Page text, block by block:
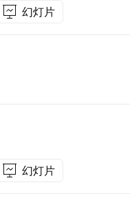
幻灯片
幻灯片